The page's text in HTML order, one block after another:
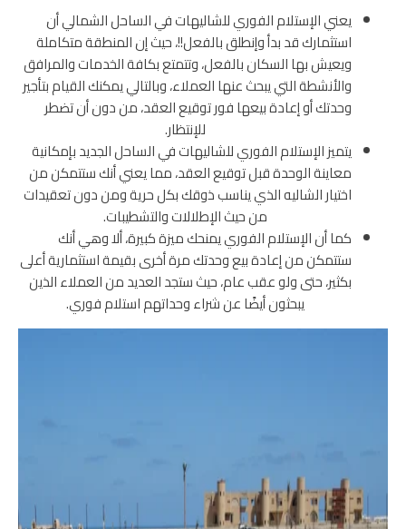
يعني الإستلام الفوري للشاليهات في الساحل الشمالي أن
استثمارك قد بدأ وإنطلق بالفعل!!، حيث إن المنطقة متكاملة
ويعيش بها السكان بالفعل، وتتمتع بكافة الخدمات والمرافق
والأنشطة التي يبحث عنها العملاء، وبالتالي يمكنك القيام بتأجير
وحدتك أو إعادة بيعها فور توقيع العقد، من دون أن تضطر
للإنتظار.
يتميز الإستلام الفوري للشاليهات في الساحل الجديد بإمكانية
معاينة الوحدة قبل توقيع العقد، مما يعني أنك ستتمكن من
اختيار الشاليه الذي يناسب ذوقك بكل حرية ومن دون تعقيدات
من حيث الإطلالات والتشطيبات.
كما أن الإستلام الفوري يمنحك ميزة كبيرة، ألا وهي أنك
ستتمكن من إعادة بيع وحدتك مرة أخرى بقيمة استثمارية أعلى
بكثير، حتى ولو عقب عام، حيث ستجد العديد من العملاء الذين
يبحثون أيضًا عن شراء وحداتهم استلام فوري.